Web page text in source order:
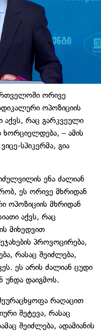
ორივე
ოპოზიციის
აქვს, რაც გარკვეული
ხორციელდება, – ამის
სპიკერმა, გია
ენა ძალიან
ეს ორივე მხრიდან
ოპოზიციის მხრიდან
აქვს, რაც
მიხედვით
პროვოცირება,
რასაც შეიძლება,
ეს არის ძალიან ცუდი
უნდა დაიგმოს.
რაღაცით
შეტევა, რასაც
შეიძლება, ადამიანის